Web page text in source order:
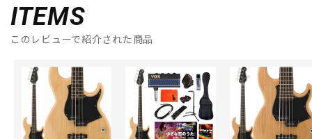
ITEMS
このレビューで紹介された商品